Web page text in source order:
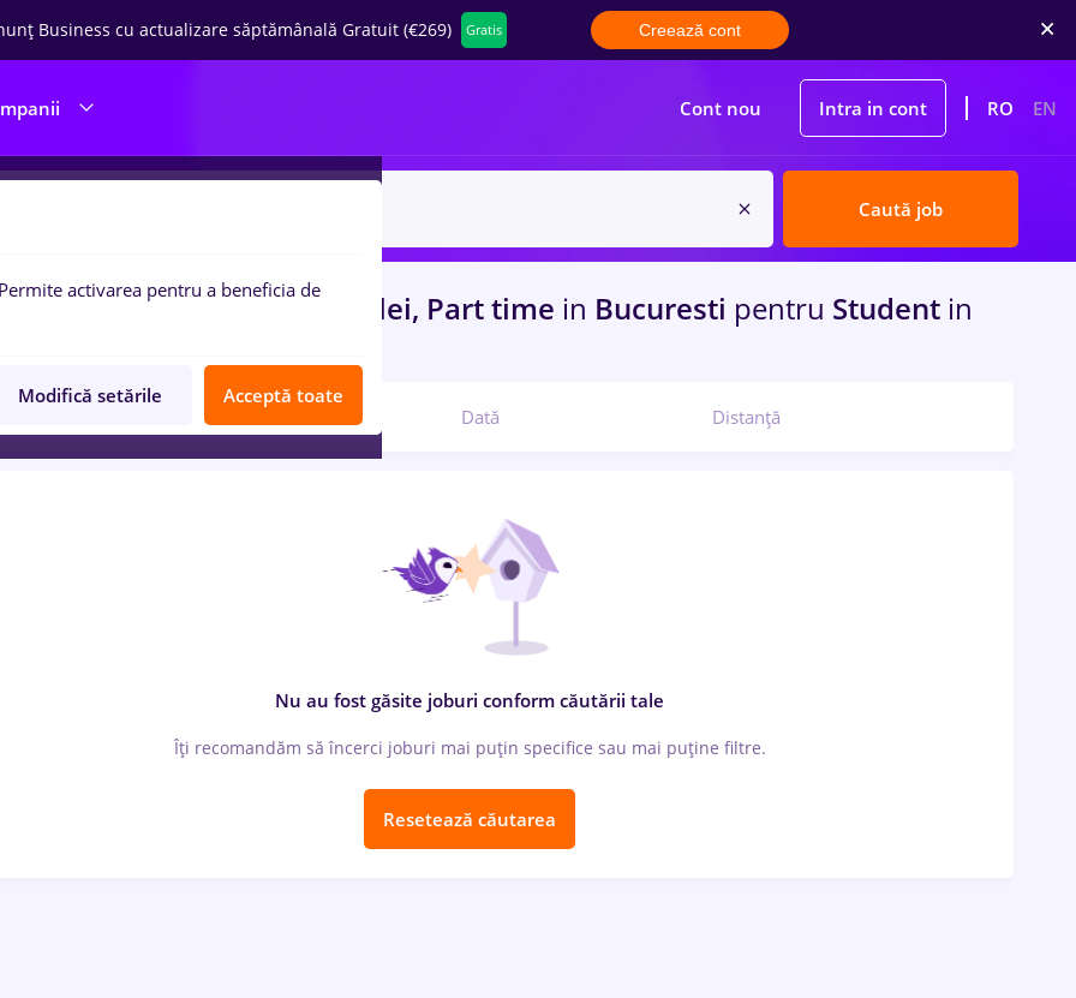
Business cu actualizare săptămânală Gratuit (€269) Gratis Creează cont
Cont nou Intra in cont RO EN
Caută job
de muncacu salarii 3000 lei, Part time in Bucuresti pentru Student in
Relevanță Dată Distanță
Nu au fost găsite joburi conform căutării tale
Îți recomandăm să încerci joburi mai puțin specifice sau mai puține filtre.
Resetează căutarea
Permite activarea pentru a beneficia de
Modifică setările Acceptă toate